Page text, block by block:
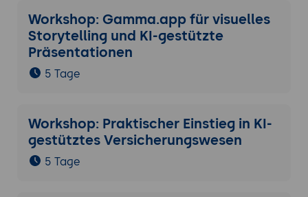
Workshop: Gamma.app für visuelles
Storytelling und KI-gestützte
Präsentationen
5 Tage
Workshop: Praktischer Einstieg in KI-
gestütztes Versicherungswesen
5 Tage